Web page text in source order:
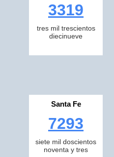
3319
tres mil trescientos
diecinueve
Santa Fe
7293
siete mil doscientos
noventa y tres